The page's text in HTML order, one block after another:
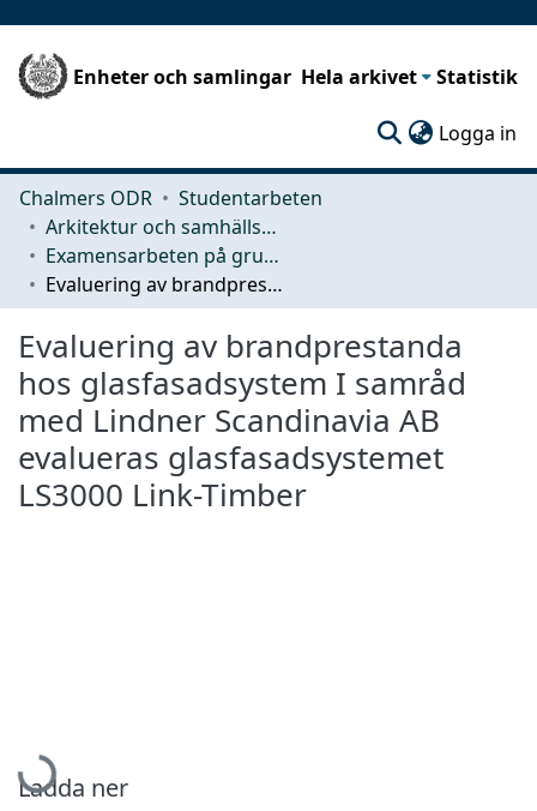
Enheter och samlingar Hela arkivet Statistik
Logga in
Chalmers ODR
Studentarbeten
Arkitektur och samhällsbyggnadsteknik (ACE)
Examensarbeten på grundnivå
Evaluering av brandprestanda hos glasfasadsystem I samråd med Lindner Scandinavia AB evalueras glasfasadsystemet LS3000 Link-Timber
Evaluering av brandprestanda
hos glasfasadsystem I samråd
med Lindner Scandinavia AB
evalueras glasfasadsystemet
LS3000 Link-Timber
Hämtar...
Ladda ner